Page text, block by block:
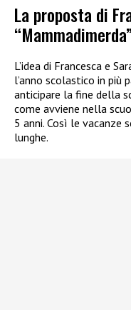
La proposta di
“Mammadimerda”
L’idea di Francesca e
l’anno scolastico in più
anticipare la fine della
come avviene nella
5 anni. Così le vacanze
lunghe.